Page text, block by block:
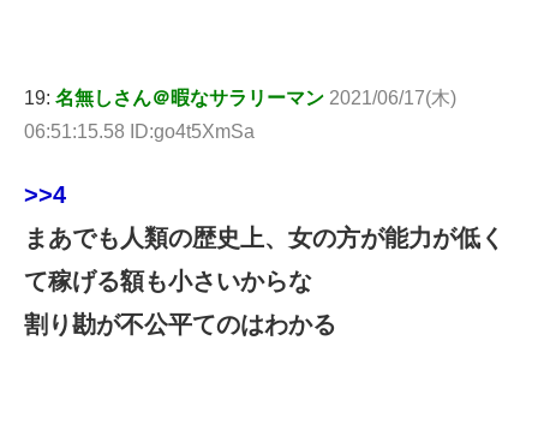
19: 名無しさん＠暇なサラリーマン 2021/06/17(木)
06:51:15.58 ID:go4t5XmSa
>>4
まあでも人類の歴史上、女の方が能力が低く
て稼げる額も小さいからな
割り勘が不公平てのはわかる